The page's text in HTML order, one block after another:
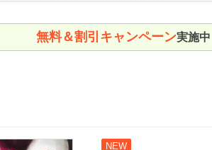
無料＆割引キャンペーン実施中
NEW